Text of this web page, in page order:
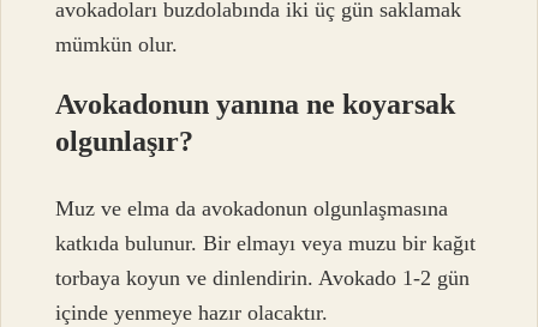
avokadoları buzdolabında iki üç gün saklamak
mümkün olur.
Avokadonun yanına ne koyarsak
olgunlaşır?
Muz ve elma da avokadonun olgunlaşmasına
katkıda bulunur. Bir elmayı veya muzu bir kağıt
torbaya koyun ve dinlendirin. Avokado 1-2 gün
içinde yenmeye hazır olacaktır.